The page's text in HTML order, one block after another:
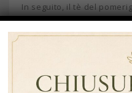
In seguito, il tè del
classi sociali, anche al di
nobiltà.
Come e quando
tea